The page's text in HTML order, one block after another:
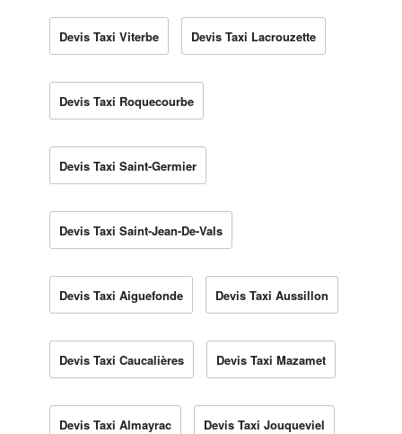
Devis Taxi Viterbe Devis Taxi Lacrouzette
Devis Taxi Roquecourbe
Devis Taxi Saint-Germier
Devis Taxi Saint-Jean-De-Vals
Devis Taxi Aiguefonde Devis Taxi Aussillon
Devis Taxi Caucalières Devis Taxi Mazamet
Devis Taxi Almayrac Devis Taxi Jouqueviel